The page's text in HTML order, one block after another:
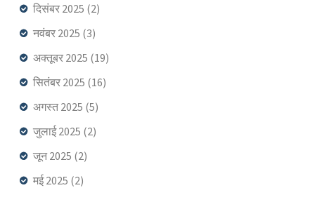
दिसंबर 2025 (2)
नवंबर 2025 (3)
अक्तूबर 2025 (19)
सितंबर 2025 (16)
अगस्त 2025 (5)
जुलाई 2025 (2)
जून 2025 (2)
मई 2025 (2)